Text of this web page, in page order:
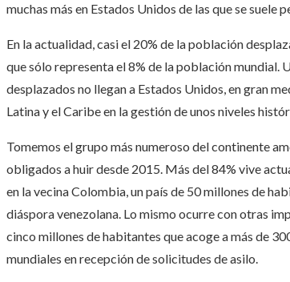
muchas más en Estados Unidos de las que se suele
En la actualidad, casi el 20% de la población
que sólo representa el 8% de la población mundial.
desplazados no llegan a Estados Unidos, en gran
Latina y el Caribe en la gestión de unos niveles
Tomemos el grupo más numeroso del continente
obligados a huir desde 2015. Más del 84% vive
en la vecina Colombia, un país de 50 millones de
diáspora venezolana. Lo mismo ocurre con otras
cinco millones de habitantes que acoge a más de
mundiales en recepción de solicitudes de asilo.